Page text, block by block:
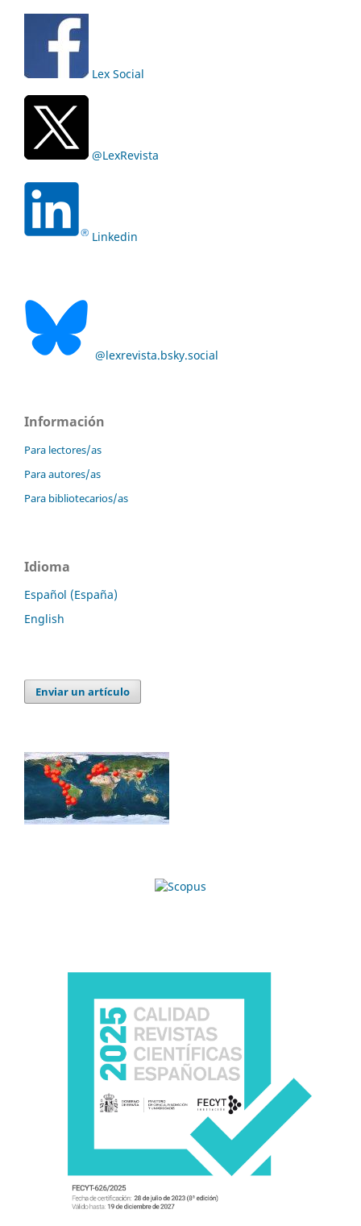
Lex Social
@LexRevista
Linkedin
@lexrevista.bsky.social
Información
Para lectores/as
Para autores/as
Para bibliotecarios/as
Idioma
Español (España)
English
Enviar un artículo